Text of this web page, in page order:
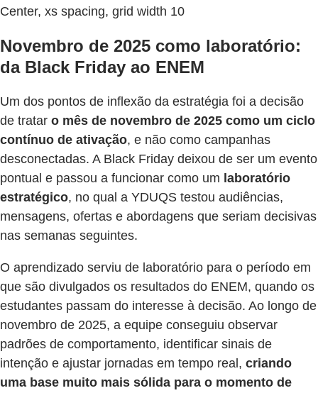
Center, xs spacing, grid width 10
Novembro de 2025 como laboratório:
da Black Friday ao ENEM
Um dos pontos de inflexão da estratégia foi a decisão
de tratar o mês de novembro de 2025 como um ciclo
contínuo de ativação, e não como campanhas
desconectadas. A Black Friday deixou de ser um evento
pontual e passou a funcionar como um laboratório
estratégico, no qual a YDUQS testou audiências,
mensagens, ofertas e abordagens que seriam decisivas
nas semanas seguintes.
O aprendizado serviu de laboratório para o período em
que são divulgados os resultados do ENEM, quando os
estudantes passam do interesse à decisão. Ao longo de
novembro de 2025, a equipe conseguiu observar
padrões de comportamento, identificar sinais de
intenção e ajustar jornadas em tempo real, criando
uma base muito mais sólida para o momento de